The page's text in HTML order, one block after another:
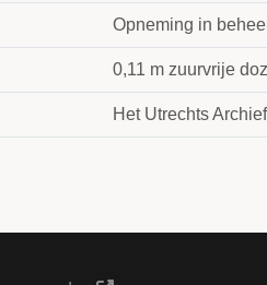
Opneming in
0,11 m zuurvrije
Het Utrechts Archief